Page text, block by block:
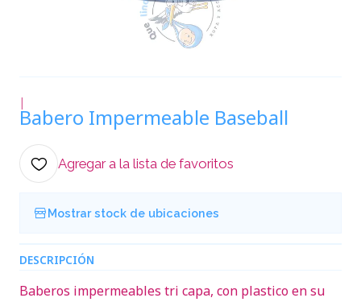
|
Babero Impermeable Baseball
Agregar a la lista de favoritos
Mostrar stock de ubicaciones
DESCRIPCIÓN
Baberos impermeables tri capa, con plastico en su